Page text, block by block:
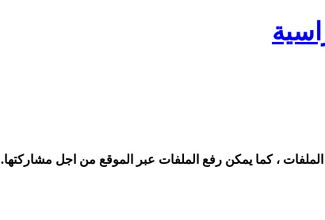
، كما يمكن رفع الملفات عبر الموقع من اجل مشاركتها.